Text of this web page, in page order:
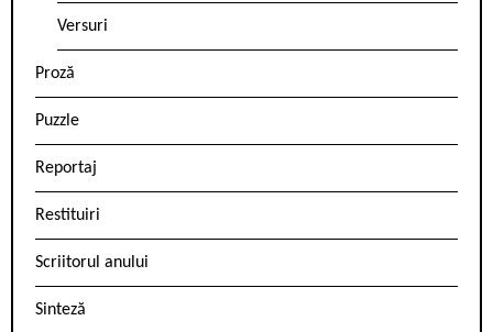
Versuri
Proză
Puzzle
Reportaj
Restituiri
Scriitorul anului
Sinteză